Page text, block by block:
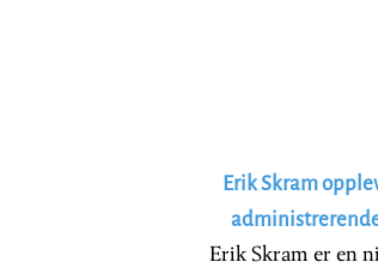
Erik Skram
Erik Skram er en